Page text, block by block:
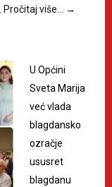
Pročitaj više… →
U Općini
Sveta Marija
već vlada
blagdansko
ozračje
ususret
blagdanu